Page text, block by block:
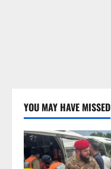
YOU MAY HAVE MISSED